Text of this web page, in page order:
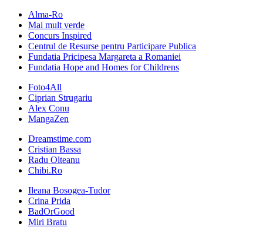
Alma-Ro
Mai mult verde
Concurs Inspired
Centrul de Resurse pentru Participare Publica
Fundatia Pricipesa Margareta a Romaniei
Fundatia Hope and Homes for Childrens
Foto4All
Ciprian Strugariu
Alex Conu
MangaZen
Dreamstime.com
Cristian Bassa
Radu Olteanu
Chibi.Ro
Ileana Bosogea-Tudor
Crina Prida
BadOrGood
Miri Bratu